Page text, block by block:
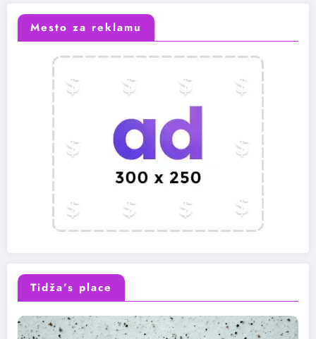
Mesto za reklamu
Tidža’s place